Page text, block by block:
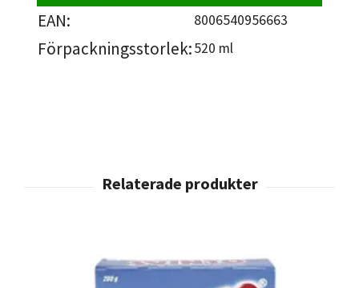
EAN: 8006540956663
Förpackningsstorlek:520 ml